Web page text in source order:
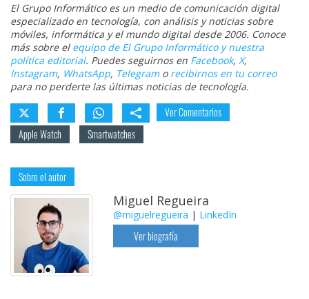
El Grupo Informático es un medio de comunicación digital
especializado en tecnología, con análisis y noticias sobre
móviles, informática y el mundo digital desde 2006. Conoce
más sobre el equipo de El Grupo Informático y nuestra
política editorial. Puedes seguirnos en Facebook, X,
Instagram, WhatsApp, Telegramo recibirnos en tu correo
para no perderte las últimas noticias de tecnología.
Ver Comentarios
Apple Watch
Smartwatches
Sobre el autor
Miguel Regueira
@miguelregueira | LinkedIn
Ver biografía